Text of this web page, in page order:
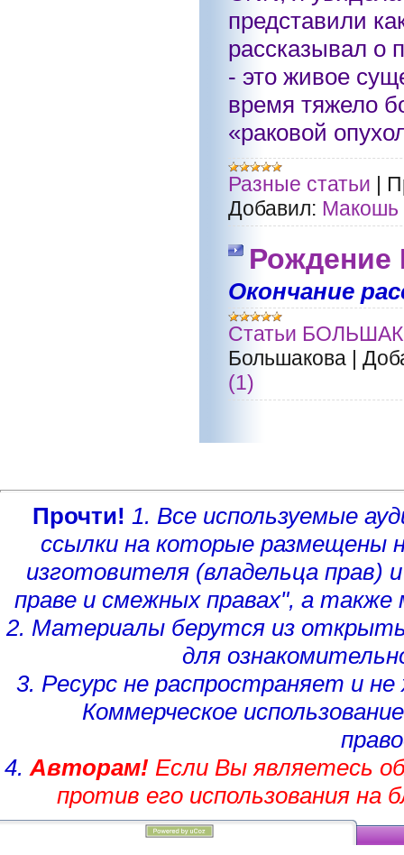
представили
рассказывал о
- это живое
время тяжело
«раковой
Разные статьи
Добавил: Макошь
Рождение
Окончание
Статьи
Большакова |
(1)
Прочти! 1. Все используемые
ссылки на которые размещены
изготовителя (владельца прав)
праве и смежных правах", а
2. Материалы берутся из
для
3. Ресурс не распространяет и
Коммерческое
4. Авторам!Если Вы являетесь
против его использования на